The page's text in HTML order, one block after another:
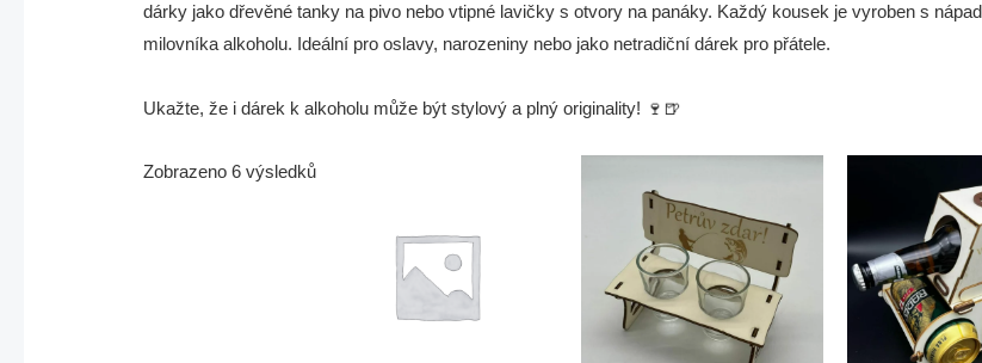
dárky jako dřevěné tanky na pivo nebo vtipné lavičky s otvory na panáky. Každý kousek je vyroben s
milovníka alkoholu. Ideální pro oslavy, narozeniny nebo jako netradiční dárek pro přátele.
Ukažte, že i dárek k alkoholu může být stylový a plný originality! 🍷🍺
Zobrazeno 6 výsledků